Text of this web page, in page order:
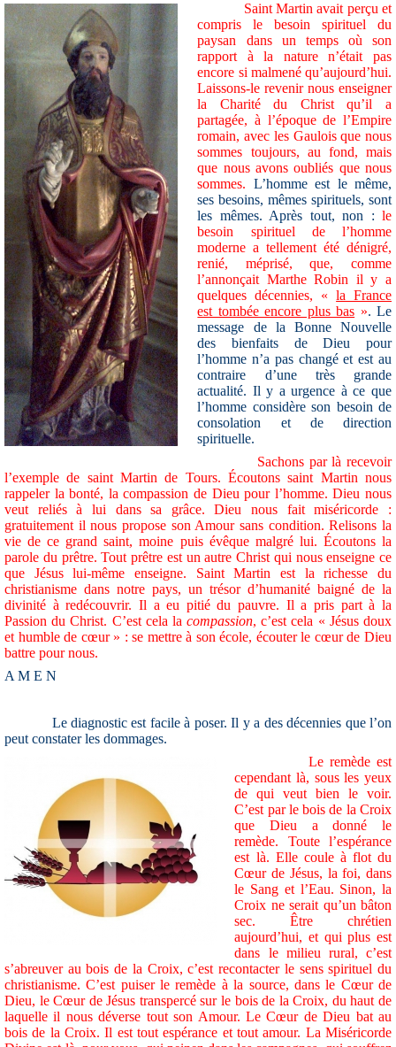
Saint Martin avait perçu et
compris le besoin spirituel du
paysan dans un temps où son
rapport à la nature n’était pas
encore si malmené qu’aujourd’hui.
Laissons-le revenir nous enseigner
la Charité du Christ qu’il a
partagée, à l’époque de l’Empire
romain, avec les Gaulois que nous
sommes toujours, au fond, mais
que nous avons oubliés que nous
sommes. L’homme est le même,
ses besoins, mêmes spirituels, sont
les mêmes. Après tout, non : le
besoin spirituel de l’homme
moderne a tellement été dénigré,
renié, méprisé, que, comme
l’annonçait Marthe Robin il y a
quelques décennies, «la France
est tombée encore plus bas ». Le
message de la Bonne Nouvelle
des bienfaits de Dieu pour
l’homme n’a pas changé et est au
contraire d’une très grande
actualité. Il y a urgence à ce que
l’homme considère son besoin de
consolation et de direction
spirituelle.
Sachons par là recevoir
l’exemple de saint Martin de Tours. Écoutons saint Martin nous
rappeler la bonté, la compassion de Dieu pour l’homme. Dieu nous
veut reliés à lui dans sa grâce. Dieu nous fait miséricorde :
gratuitement il nous propose son Amour sans condition. Relisons la
vie de ce grand saint, moine puis évêque malgré lui. Écoutons la
parole du prêtre. Tout prêtre est un autre Christ qui nous enseigne ce
que Jésus lui-même enseigne. Saint Martin est la richesse du
christianisme dans notre pays, un trésor d’humanité baigné de la
divinité à redécouvrir. Il a eu pitié du pauvre. Il a pris part à la
Passion du Christ. C’est cela lacompassion, c’est cela « Jésus doux
et humble de cœur » : se mettre à son école, écouter le cœur de Dieu
battre pour nous.
A M E N
Le diagnostic est facile à poser. Il y a des décennies que l’on
peut constater les dommages.
Le remède est
cependant là, sous les yeux
de qui veut bien le voir.
C’est par le bois de la Croix
que Dieu a donné le
remède. Toute l’espérance
est là. Elle coule à flot du
Cœur de Jésus, la foi, dans
le Sang et l’Eau. Sinon, la
Croix ne serait qu’un bâton
sec. Être chrétien
aujourd’hui, et qui plus est
dans le milieu rural, c’est
s’abreuver au bois de la Croix, c’est recontacter le sens spirituel du
christianisme. C’est puiser le remède à la source, dans le Cœur de
Dieu, le Cœur de Jésus transpercé sur le bois de la Croix, du haut de
laquelle il nous déverse tout son Amour. Le Cœur de Dieu bat au
bois de la Croix. Il est tout espérance et tout amour. La Miséricorde